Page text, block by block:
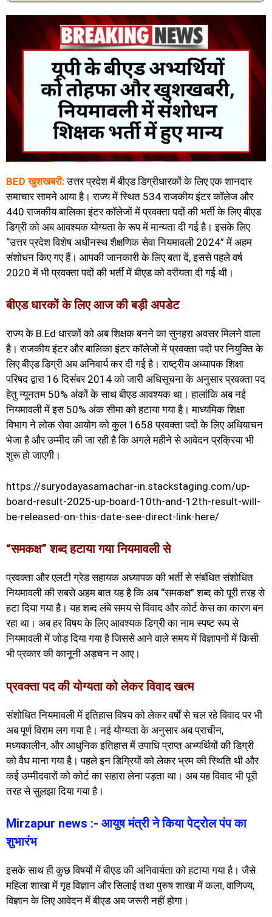
BED खुशखबरी: उत्तर प्रदेश में बीएड डिग्रीधारकों के लिए एक शानदार
समाचार सामने आया है। राज्य में स्थित 534 राजकीय इंटर कॉलेज और
440 राजकीय बालिका इंटर कॉलेजों में प्रवक्ता पदों की भर्ती के लिए बीएड
डिग्री को अब आवश्यक योग्यता के रूप में मान्यता दी गई है। इसके लिए
“उत्तर प्रदेश विशेष अधीनस्थ शैक्षणिक सेवा नियमावली 2024” में अहम
संशोधन किए गए हैं। आपकी जानकारी के लिए बता दें, इससे पहले वर्ष
2020 में भी प्रवक्ता पदों की भर्ती में बीएड को वरीयता दी गई थी।
बीएड धारकों के लिए आज की बड़ी अपडेट
राज्य के B.Ed धारकों को अब शिक्षक बनने का सुनहरा अवसर मिलने वाला
है। राजकीय इंटर और बालिका इंटर कॉलेजों में प्रवक्ता पदों पर नियुक्ति के
लिए बीएड डिग्री अब अनिवार्य कर दी गई है। राष्ट्रीय अध्यापक शिक्षा
परिषद द्वारा 16 दिसंबर 2014 को जारी अधिसूचना के अनुसार प्रवक्ता पद
हेतु न्यूनतम 50% अंकों के साथ बीएड आवश्यक था। हालांकि अब नई
नियमावली में इस 50% अंक सीमा को हटाया गया है। माध्यमिक शिक्षा
विभाग ने लोक सेवा आयोग को कुल 1658 प्रवक्ता पदों के लिए अधियाचन
भेजा है और उम्मीद की जा रही है कि अगले महीने से आवेदन प्रक्रिया भी
शुरू हो जाएगी।
https://suryodayasamachar-in.stackstaging.com/up-
board-result-2025-up-board-10th-and-12th-result-will-
be-released-on-this-date-see-direct-link-here/
“समकक्ष” शब्द हटाया गया नियमावली से
प्रवक्ता और एलटी ग्रेड सहायक अध्यापक की भर्ती से संबंधित संशोधित
नियमावली की सबसे अहम बात यह है कि अब “समकक्ष” शब्द को पूरी तरह से
हटा दिया गया है। यह शब्द लंबे समय से विवाद और कोर्ट केस का कारण बन
रहा था। अब हर विषय के लिए आवश्यक डिग्री का नाम स्पष्ट रूप से
नियमावली में जोड़ दिया गया है जिससे आने वाले समय में विज्ञापनों में किसी
भी प्रकार की कानूनी अड़चन न आए।
प्रवक्ता पद की योग्यता को लेकर विवाद खत्म
संशोधित नियमावली में इतिहास विषय को लेकर वर्षों से चल रहे विवाद पर भी
अब पूर्ण विराम लग गया है। नई योग्यता के अनुसार अब प्राचीन,
मध्यकालीन, और आधुनिक इतिहास में उपाधि प्राप्त अभ्यर्थियों की डिग्री
को वैध माना गया है। पहले इन डिग्रियों को लेकर भ्रम की स्थिति थी और
कई उम्मीदवारों को कोर्ट का सहारा लेना पड़ता था। अब यह विवाद भी पूरी
तरह से सुलझा दिया गया है।
Mirzapur news :- आयुष मंत्री ने किया पेट्रोल पंप का
शुभारंभ
इसके साथ ही कुछ विषयों में बीएड की अनिवार्यता को हटाया गया है। जैसे
महिला शाखा में गृह विज्ञान और सिलाई तथा पुरुष शाखा में कला, वाणिज्य,
विज्ञान के लिए आवेदन में बीएड अब जरूरी नहीं होगा।